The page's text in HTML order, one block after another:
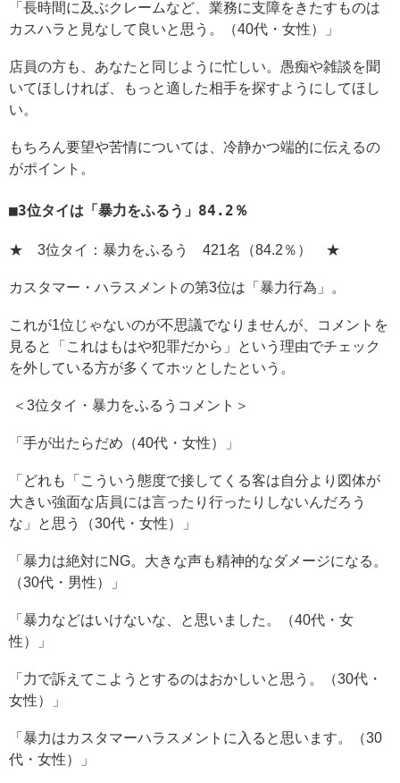
「長時間に及ぶクレームなど、業務に支障をきたすものは
カスハラと見なして良いと思う。（40代・女性）」
店員の方も、あなたと同じように忙しい。愚痴や雑談を聞
いてほしければ、もっと適した相手を探すようにしてほし
い。
もちろん要望や苦情については、冷静かつ端的に伝えるの
がポイント。
3位タイは「暴力をふるう」84.2％
★ 3位タイ：暴力をふるう 421名（84.2％） ★
カスタマー・ハラスメントの第3位は「暴力行為」。
これが1位じゃないのが不思議でなりませんが、コメントを
見ると「これはもはや犯罪だから」という理由でチェック
を外している方が多くてホッとしたという。
＜3位タイ・暴力をふるうコメント＞
「手が出たらだめ（40代・女性）」
「どれも「こういう態度で接してくる客は自分より図体が
大きい強面な店員には言ったり行ったりしないんだろう
な」と思う（30代・女性）」
「暴力は絶対にNG。大きな声も精神的なダメージになる。
（30代・男性）」
「暴力などはいけないな、と思いました。（40代・女
性）」
「力で訴えてこようとするのはおかしいと思う。（30代・
女性）」
「暴力はカスタマーハラスメントに入ると思います。（30
代・女性）」